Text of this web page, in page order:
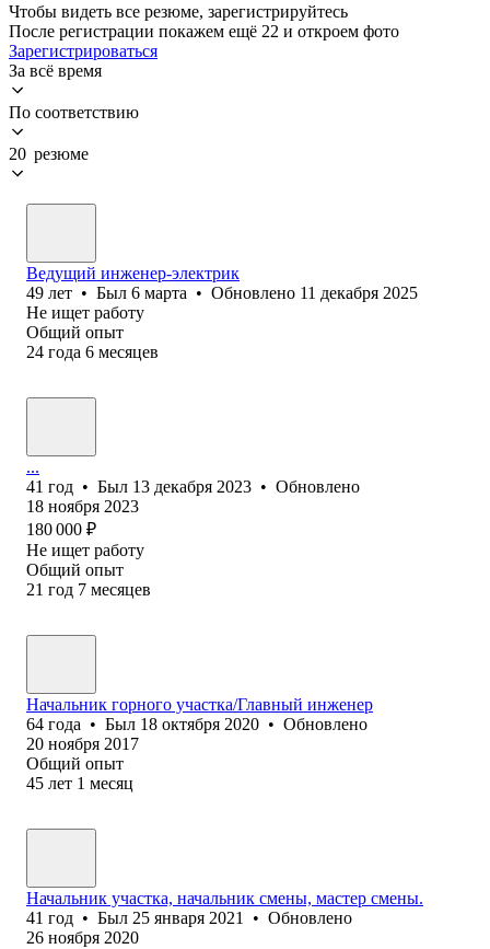
Чтобы видеть все резюме, зарегистрируйтесь
После регистрации покажем ещё 22 и откроем фото
Зарегистрироваться
За всё время
По соответствию
20 резюме
Ведущий инженер-электрик
49 лет • Был 6 марта • Обновлено 11 декабря 2025
Не ищет работу
Общий опыт
24 года 6 месяцев
...
41 год • Был 13 декабря 2023 • Обновлено
18 ноября 2023
180 000 ₽
Не ищет работу
Общий опыт
21 год 7 месяцев
Начальник горного участка/Главный инженер
64 года • Был 18 октября 2020 • Обновлено
20 ноября 2017
Общий опыт
45 лет 1 месяц
Начальник участка, начальник смены, мастер смены.
41 год • Был 25 января 2021 • Обновлено
26 ноября 2020